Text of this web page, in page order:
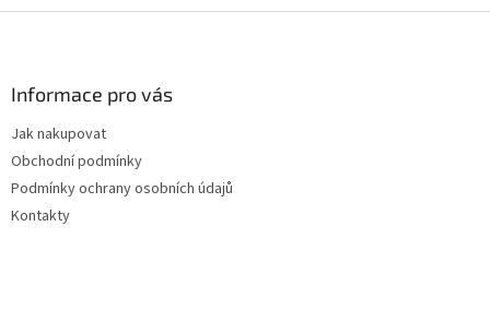
Informace pro vás
Jak nakupovat
Obchodní podmínky
Podmínky ochrany osobních údajů
Kontakty